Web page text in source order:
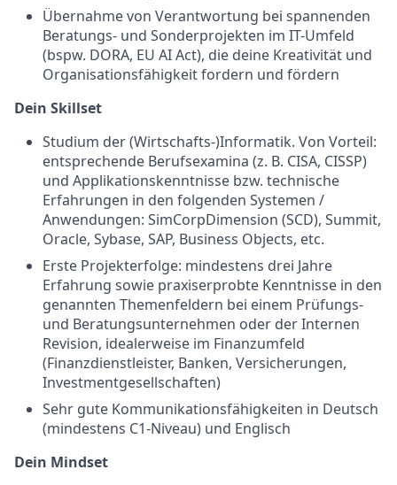
Übernahme von Verantwortung bei spannenden
Beratungs- und Sonderprojekten im IT-Umfeld
(bspw. DORA, EU AI Act), die deine Kreativität und
Organisationsfähigkeit fordern und fördern
Dein Skillset
Studium der (Wirtschafts-)Informatik. Von Vorteil:
entsprechende Berufsexamina (z. B. CISA, CISSP)
und Applikationskenntnisse bzw. technische
Erfahrungen in den folgenden Systemen /
Anwendungen: SimCorpDimension (SCD), Summit,
Oracle, Sybase, SAP, Business Objects, etc.
Erste Projekterfolge: mindestens drei Jahre
Erfahrung sowie praxiserprobte Kenntnisse in den
genannten Themenfeldern bei einem Prüfungs-
und Beratungsunternehmen oder der Internen
Revision, idealerweise im Finanzumfeld
(Finanzdienstleister, Banken, Versicherungen,
Investmentgesellschaften)
Sehr gute Kommunikationsfähigkeiten in Deutsch
(mindestens C1-Niveau) und Englisch
Dein Mindset